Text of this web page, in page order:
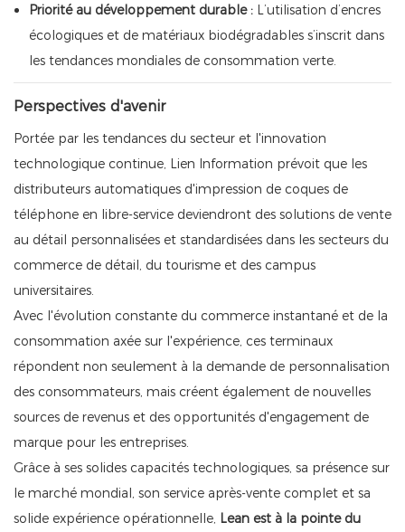
Priorité au développement durable :L’utilisation d’encres
écologiques et de matériaux biodégradables s’inscrit dans
les tendances mondiales de consommation verte.
Perspectives d'avenir
Portée par les tendances du secteur et l'innovation
technologique continue, Lien Information prévoit que les
distributeurs automatiques d'impression de coques de
téléphone en libre-service deviendront des solutions de vente
au détail personnalisées et standardisées dans les secteurs du
commerce de détail, du tourisme et des campus
universitaires.
Avec l'évolution constante du commerce instantané et de la
consommation axée sur l'expérience, ces terminaux
répondent non seulement à la demande de personnalisation
des consommateurs, mais créent également de nouvelles
sources de revenus et des opportunités d'engagement de
marque pour les entreprises.
Grâce à ses solides capacités technologiques, sa présence sur
le marché mondial, son service après-vente complet et sa
solide expérience opérationnelle, Lean est à la pointe du